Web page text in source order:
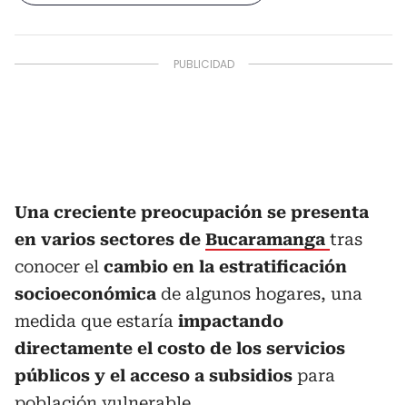
Una creciente preocupación se presenta
en varios sectores de Bucaramanga tras
conocer el cambio en la estratificación
socioeconómica de algunos hogares, una
medida que estaría impactando
directamente el costo de los servicios
públicos y el acceso a subsidios para